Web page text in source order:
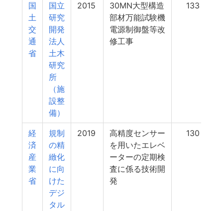
国
土
交
通
省
国立
研究
開発
法人
土木
研究
所
（施
設整
備）
2015
30MN大型構造
部材万能試験機
電源制御盤等改
修工事
133
経
済
産
業
省
規制
の精
緻化
に向
けた
デジ
タル
2019
高精度センサー
を用いたエレベ
ーターの定期検
査に係る技術開
発
130